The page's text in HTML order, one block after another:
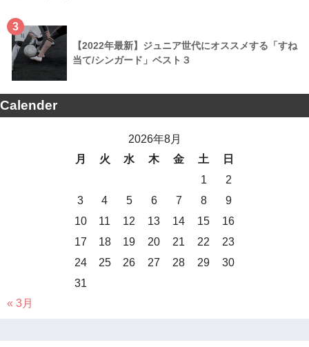
3
【2022年最新】ジュニア世代にオススメする「すね
当て/シンガード」ベスト３
Calender
2026年8月
月
火 水 木 金 土
日
1
2
3
4 5 6 7 8
9
10
11 12 13 14 15
16
17
18 19 20 21 22
23
24
25 26 27 28 29
30
31
« 3月